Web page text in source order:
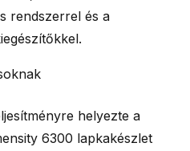
rendszerrel és a
helyezte a
6300 lapkakészlet